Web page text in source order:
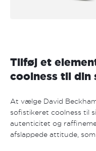
Tilføj et
coolness til din
At vælge David
sofistikeret coolness til
autenticitet og
afslappede attitude,